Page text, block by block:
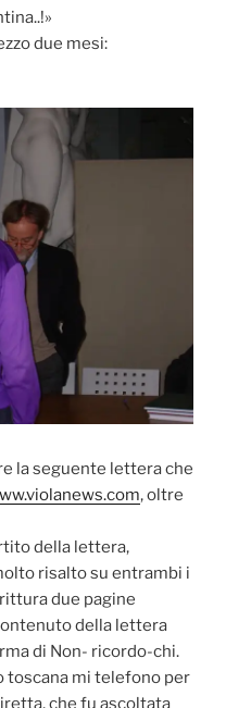
due mesi:
la seguente lettera che
, oltre
della lettera,
risalto su entrambi i
due pagine
della lettera
di Non- ricordo-chi.
toscana mi telefono per
che fu ascoltata